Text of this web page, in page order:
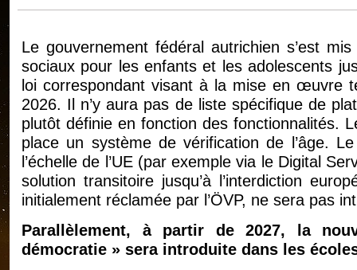
Le gouvernement fédéral autrichien s’est
sociaux pour les enfants et les adolescents
loi correspondant visant à la mise en œuvre
2026. Il n’y aura pas de liste spécifique de
plutôt définie en fonction des fonctionnalités.
place un système de vérification de l’âge.
l’échelle de l’UE (par exemple via le Digital
solution transitoire jusqu’à l’interdiction
initialement réclamée par l’ÖVP, ne sera pas
Parallèlement, à partir de 2027, la
démocratie » sera introduite dans les